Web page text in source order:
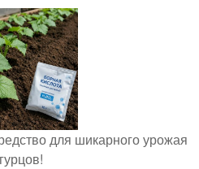
для шикарного урожая